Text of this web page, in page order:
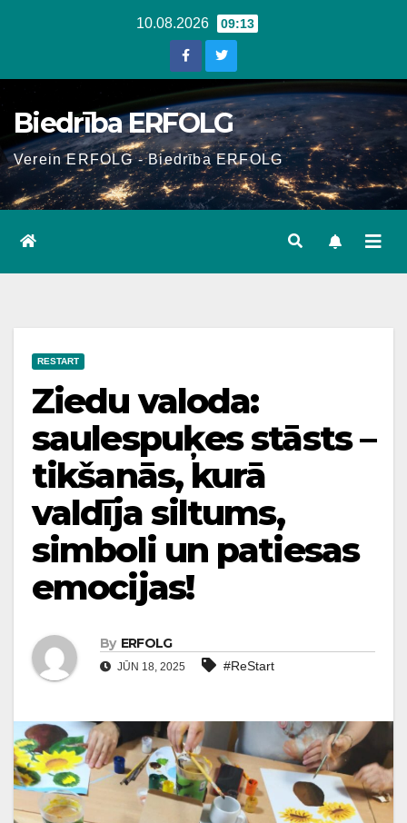
10.08.2026 09:13
Biedrība ERFOLG
Verein ERFOLG - Biedrība ERFOLG
RESTART
Ziedu valoda:
saulespuķes stāsts –
tikšanās, kurā
valdīja siltums,
simboli un patiesas
emocijas!
By ERFOLG
JŪN 18, 2025 #ReStart